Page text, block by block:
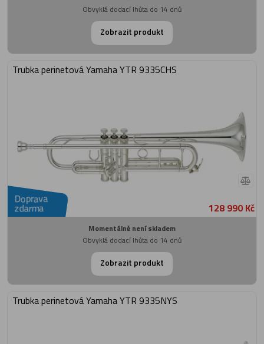
Obvyklá dodací lhůta do 14 dnů
Zobrazit produkt
Trubka perinetová Yamaha YTR 9335CHS
Doprava
zdarma 128 990 Kč
Momentálně není skladem
Obvyklá dodací lhůta do 14 dnů
Zobrazit produkt
Trubka perinetová Yamaha YTR 9335NYS